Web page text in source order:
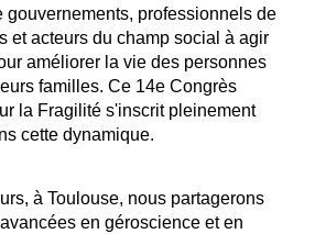
gouvernements, professionnels de
et acteurs du champ social à agir
améliorer la vie des personnes
familles. Ce 14e Congrès
la Fragilité s'inscrit pleinement
cette dynamique.
à Toulouse, nous partagerons
en géroscience et en